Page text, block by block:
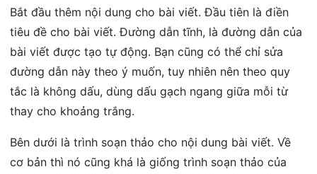
Bắt đầu thêm nội dung cho bài viết. Đầu tiên là điền
tiêu đề cho bài viết. Đường dẫn tĩnh, là đường dẫn của
bài viết được tạo tự động. Bạn cũng có thể chỉ sửa
đường dẫn này theo ý muốn, tuy nhiên nên theo quy
tắc là không dấu, dùng dấu gạch ngang giữa mỗi từ
thay cho khoảng trắng.
Bên dưới là trình soạn thảo cho nội dung bài viết. Về
cơ bản thì nó cũng khá là giống trình soạn thảo của